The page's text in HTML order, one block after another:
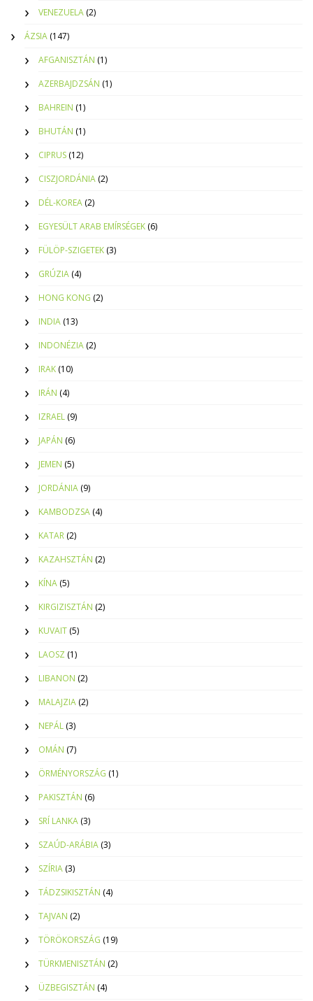
VENEZUELA (2)
ÁZSIA (147)
AFGANISZTÁN (1)
AZERBAJDZSÁN (1)
BAHREIN (1)
BHUTÁN (1)
CIPRUS (12)
CISZJORDÁNIA (2)
DÉL-KOREA (2)
EGYESÜLT ARAB EMÍRSÉGEK (6)
FÜLÖP-SZIGETEK (3)
GRÚZIA (4)
HONG KONG (2)
INDIA (13)
INDONÉZIA (2)
IRAK (10)
IRÁN (4)
IZRAEL (9)
JAPÁN (6)
JEMEN (5)
JORDÁNIA (9)
KAMBODZSA (4)
KATAR (2)
KAZAHSZTÁN (2)
KÍNA (5)
KIRGIZISZTÁN (2)
KUVAIT (5)
LAOSZ (1)
LIBANON (2)
MALAJZIA (2)
NEPÁL (3)
OMÁN (7)
ÖRMÉNYORSZÁG (1)
PAKISZTÁN (6)
SRÍ LANKA (3)
SZAÚD-ARÁBIA (3)
SZÍRIA (3)
TÁDZSIKISZTÁN (4)
TAJVAN (2)
TÖRÖKORSZÁG (19)
TÜRKMENISZTÁN (2)
ÜZBEGISZTÁN (4)